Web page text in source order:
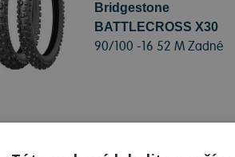
Bridgestone
BATTLECROSS X30
90/100 -16 52 M Zadné